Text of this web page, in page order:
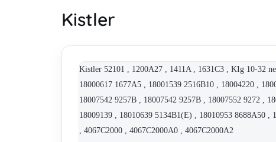
Kistler
Kistler 52101 , 1200A27 , 1411A , 1631C3 , KIg 10-32
18000617 1677A5 , 18001539 2516B10 , 18004220 ,
18007542 9257B , 18007542 9257B , 18007552 9272 ,
18009139 , 18010639 5134B1(E) , 18010953 8688A50
, 4067C2000 , 4067C2000A0 , 4067C2000A2